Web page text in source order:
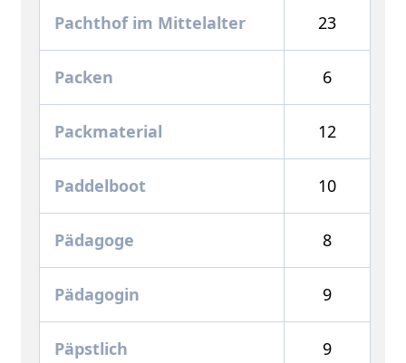
Pachthof im Mittelalter 23
Packen 6
Packmaterial 12
Paddelboot 10
Pädagoge 8
Pädagogin 9
Päpstlich 9